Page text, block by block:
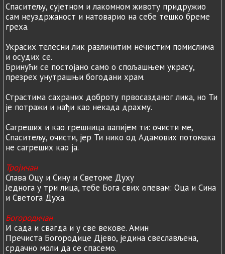
Спаситељу, сујетном и лакомном животу придружио
сам неуздржаност и натоварио на себе тешко бреме
греха.
Украсих телесни лик различитим нечистим помислима
и осудих се.
Бринући се постојано само о спољашњем украсу,
презрех унутрашњи богодани храм.
Страстима сахраних доброту првосазданог лика, но Ти
је потражи и нађи као некада драхму.
Сагреших и као грешница вапијем ти: очисти ме,
Спаситељу, очисти, јер Ти нико од Адамових потомака
не сагреших као ја.
Тројичан
Слава Оцу и Сину и Светоме Духу
Једнога у три лица, тебе Бога свих опевам: Оца и Сина
и Светога Духа.
Богородичан
И сада и свагда и у све векове. Амин
Пречиста Богородице Дјево, једина свеслављена,
срдачно моли да се спасемо.